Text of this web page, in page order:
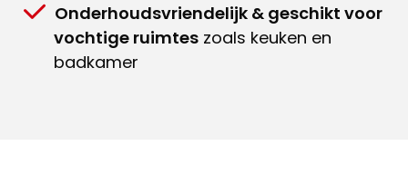
Onderhoudsvriendelijk & geschikt voor
vochtige ruimtes zoals keuken en
badkamer